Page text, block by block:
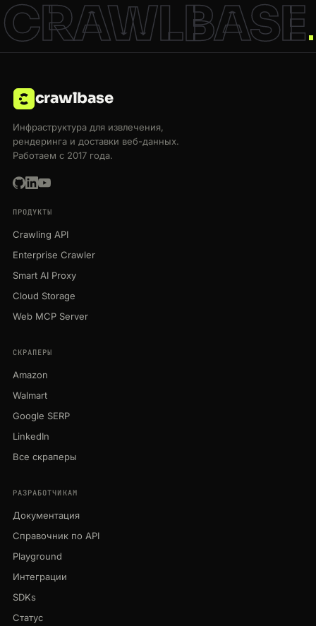
CRAWLBASE
crawlbase
Инфраструктура для извлечения,
рендеринга и доставки веб-данных.
Работаем с 2017 года.
ПРОДУКТЫ
Crawling API
Enterprise Crawler
Smart AI Proxy
Cloud Storage
Web MCP Server
СКРАПЕРЫ
Amazon
Walmart
Google SERP
LinkedIn
Все скраперы
РАЗРАБОТЧИКАМ
Документация
Справочник по API
Playground
Интеграции
SDKs
Статус